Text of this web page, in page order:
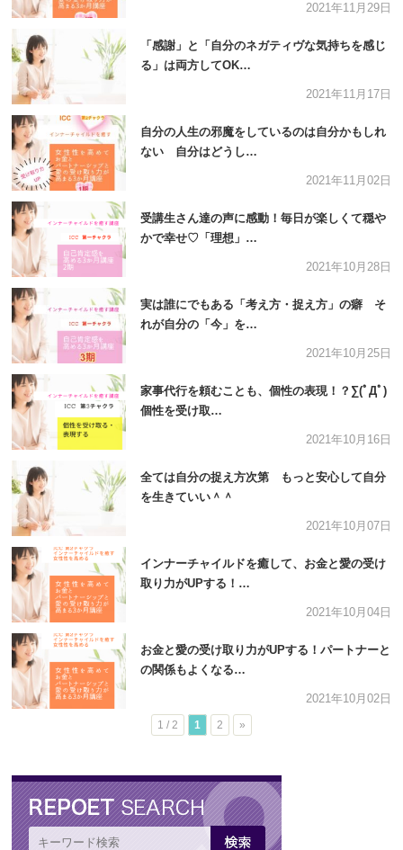
2021年11月29日
「感謝」と「自分のネガティヴな気持ちを感じ
る」は両方してOK…
2021年11月17日
自分の人生の邪魔をしているのは自分かもしれ
ない 自分はどうし…
2021年11月02日
受講生さん達の声に感動！毎日が楽しくて穏や
かで幸せ♡「理想」…
2021年10月28日
実は誰にでもある「考え方・捉え方」の癖 そ
れが自分の「今」を…
2021年10月25日
家事代行を頼むことも、個性の表現！？∑(ﾟДﾟ)
個性を受け取…
2021年10月16日
全ては自分の捉え方次第 もっと安心して自分
を生きていい＾＾
2021年10月07日
インナーチャイルドを癒して、お金と愛の受け
取り力がUPする！…
2021年10月04日
お金と愛の受け取り力がUPする！パートナーと
の関係もよくなる…
2021年10月02日
1 / 2 1 2 »